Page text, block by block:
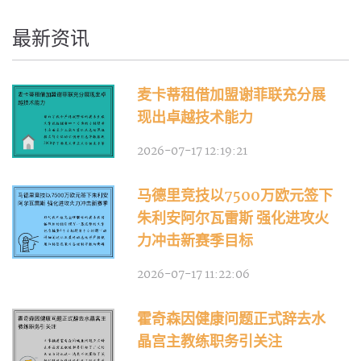
最新资讯
麦卡蒂租借加盟谢菲联充分展
现出卓越技术能力
2026-07-17 12:19:21
马德里竞技以7500万欧元签下
朱利安阿尔瓦雷斯 强化进攻火
力冲击新赛季目标
2026-07-17 11:22:06
霍奇森因健康问题正式辞去水
晶宫主教练职务引关注